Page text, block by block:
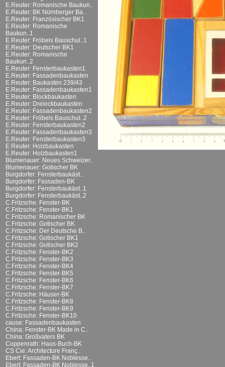
E.Reuter: Romanische Baukun..
E.Reuter: BK Nürnberger Ba..
E.Reuter: Französischer BK1
E.Reuter: Romanische
Baukun..1
E.Reuter: Fröbels Bauschul..1
E.Reuter: Deutscher BK1
E.Reuter: Romanische
Baukun..2
E.Reuter: Fensterbaukasten1
E.Reuter: Fassadenbaukasten
E.Reuter: Baukasten 239/43
E.Reuter: Fassadenbaukasten1
E.Reuter: Blockbaukasten
E.Reuter: Dreieckbaukasten
E.Reuter: Fassadenbaukasten2
E.Reuter: Fröbels Bauschul..2
E.Reuter: Fensterbaukasten2
E.Reuter: Fassadenbaukasten3
E.Reuter: Fensterbaukasten3
E.Reuter: Holzbaukasten
E.Reuter: Holzbaukasten1
Blumenauer: Neues Schweizer..
Blumenauer: Gotischer BK
Burgdorfer: Fensterbaukäst..
Burgdorfer: Fassaden-BK
Burgdorfer: Fensterbaukäst..1
Burgdorfer: Fensterbaukäst..2
C.Fritzsche: Fenster-BK
C.Fritzsche: Fenster-BK1
C.Fritzsche: Romanischer BK
C.Fritzsche: Gotischer BK
C.Fritzsche: Der Deutsche B..
C.Fritzsche: Gotischer BK1
C.Fritzsche: Gotischer BK2
C.Fritzsche: Fenster-BK2
C.Fritzsche: Fenster-BK3
C.Fritzsche: Fenster-BK4
C.Fritzsche: Fenster-BK5
C.Fritzsche: Fenster-BK6
C.Fritzsche: Fenster-BK7
C.Fritzsche: Häuser-BK
C.Fritzsche: Fenster-BK8
C.Fritzsche: Fenster-BK9
C.Fritzsche: Fenster-BK10
cause: Fassadenbaukasten
China: Fenster-BK Made in C..
China: Großvaters BK
Coppenrath: Haus-Buch-BK
CS Cie: Architecture Franç..
Ebert: Fassaden-BK Noblesse..
Ebert: Fassaden-BK Noblesse..1